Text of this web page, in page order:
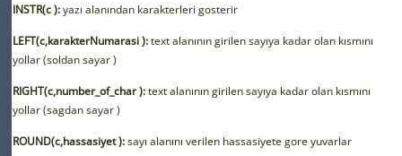
INSTR(c ):yazı alanından karakterleri gosterir
LEFT(c,karakterNumarasi ):text alanının girilen sayıya kadar olan kısmını
yollar (soldan sayar )
RIGHT(c,number_of_char ):text alanının girilen sayıya kadar olan kısmını
yollar (sagdan sayar )
ROUND(c,hassasiyet ):sayı alanını verilen hassasiyete gore yuvarlar